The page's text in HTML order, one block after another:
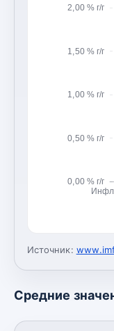
0,00 % г/г
0,50 % г/г
1,00 % г/г
1,50 % г/г
2,00 % г/г
Источник:
Средние